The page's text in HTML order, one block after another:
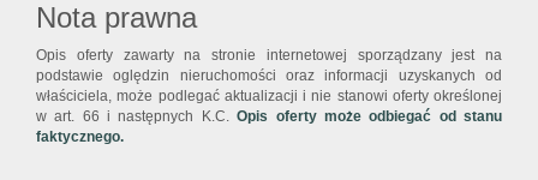
Nota prawna
Opis oferty zawarty na stronie internetowej sporządzany jest na
podstawie oględzin nieruchomości oraz informacji uzyskanych od
właściciela, może podlegać aktualizacji i nie stanowi oferty określonej
w art. 66 i następnych K.C.Opis oferty może odbiegać od stanu
faktycznego.